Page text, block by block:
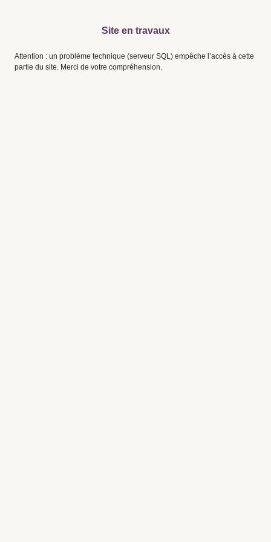
Site en travaux
Attention : un problème technique (serveur SQL) empêche l’accès à cette
partie du site. Merci de votre compréhension.